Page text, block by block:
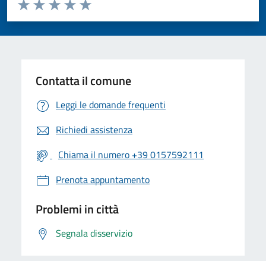
Valuta 5 stelle su 5
Valuta 4 stelle su 5
Valuta 3 stelle su 5
Valuta 2 stelle su 5
Valuta 1 stelle su 5
Contatta il comune
Leggi le domande frequenti
Richiedi assistenza
Chiama il numero +39 0157592111
Prenota appuntamento
Problemi in città
Segnala disservizio